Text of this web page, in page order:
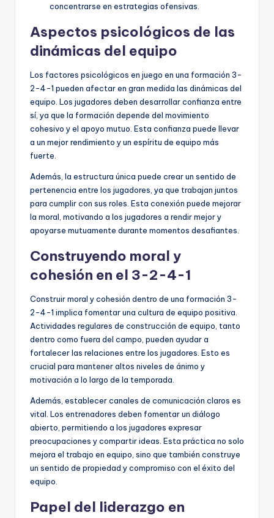
concentrarse en estrategias ofensivas.
Aspectos psicológicos de las
dinámicas del equipo
Los factores psicológicos en juego en una formación 3-
2-4-1 pueden afectar en gran medida las dinámicas del
equipo. Los jugadores deben desarrollar confianza entre
sí, ya que la formación depende del movimiento
cohesivo y el apoyo mutuo. Esta confianza puede llevar
a un mejor rendimiento y un espíritu de equipo más
fuerte.
Además, la estructura única puede crear un sentido de
pertenencia entre los jugadores, ya que trabajan juntos
para cumplir con sus roles. Esta conexión puede mejorar
la moral, motivando a los jugadores a rendir mejor y
apoyarse mutuamente durante momentos desafiantes.
Construyendo moral y
cohesión en el 3-2-4-1
Construir moral y cohesión dentro de una formación 3-
2-4-1 implica fomentar una cultura de equipo positiva.
Actividades regulares de construcción de equipo, tanto
dentro como fuera del campo, pueden ayudar a
fortalecer las relaciones entre los jugadores. Esto es
crucial para mantener altos niveles de ánimo y
motivación a lo largo de la temporada.
Además, establecer canales de comunicación claros es
vital. Los entrenadores deben fomentar un diálogo
abierto, permitiendo a los jugadores expresar
preocupaciones y compartir ideas. Esta práctica no solo
mejora el trabajo en equipo, sino que también construye
un sentido de propiedad y compromiso con el éxito del
equipo.
Papel del liderazgo en